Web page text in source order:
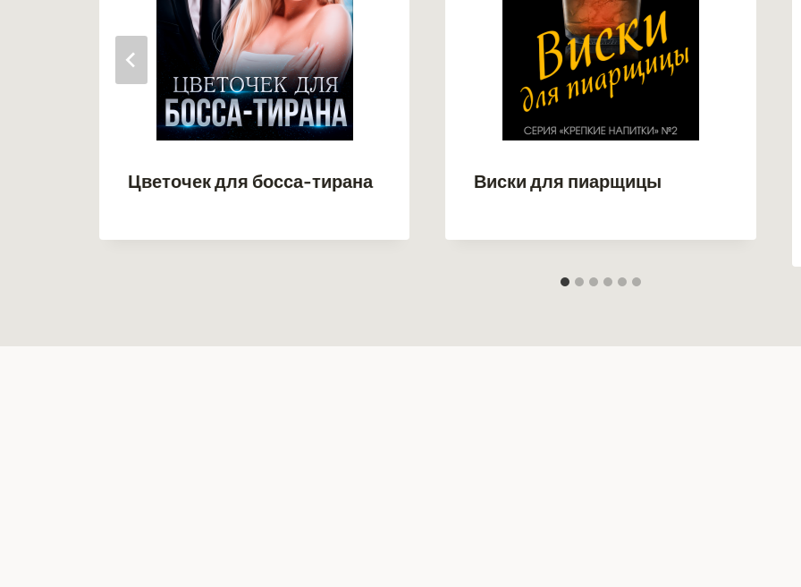
Цветочек для босса-тирана Виски для пиарщицы